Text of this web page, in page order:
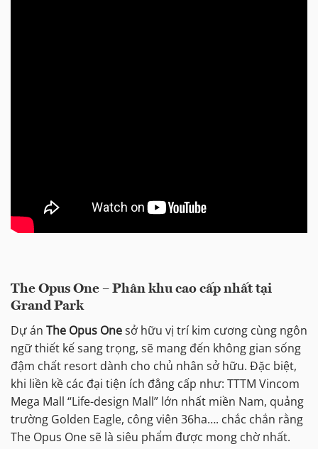
The Opus One – Phân khu cao cấp nhất tại
Grand Park
Dự án The Opus Onesở hữu vị trí kim cương cùng ngôn
ngữ thiết kế sang trọng, sẽ mang đến không gian sống
đậm chất resort dành cho chủ nhân sở hữu. Đặc biệt,
khi liền kề các đại tiện ích đẳng cấp như: TTTM Vincom
Mega Mall “Life-design Mall” lớn nhất miền Nam, quảng
trường Golden Eagle, công viên 36ha…. chắc chắn rằng
The Opus One sẽ là siêu phẩm được mong chờ nhất.